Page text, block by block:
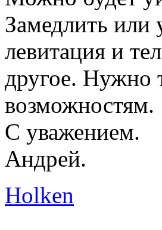
Замедлить или
левитация и
другое. Нужно
возможностям.
С уважением.
Андрей.
Holken